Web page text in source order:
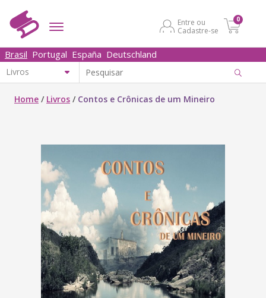
Entre ou
Cadastre-se
0
Brasil Portugal España Deutschland
Home / Livros / Contos e Crônicas de um Mineiro